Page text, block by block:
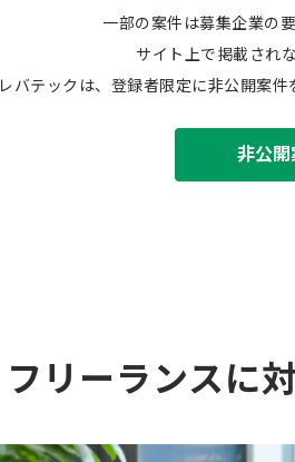
一部の案件は募集企業の
サイト上で掲載され
レバテックは、登録者限定に非公開案
非公
フリーランスに